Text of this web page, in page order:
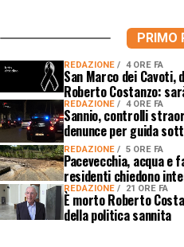
PRIMO
REDAZIONE 4 ORE FA
San Marco dei
Roberto Costanzo:
REDAZIONE 4 ORE FA
Sannio, controlli
denunce per guida
REDAZIONE 5 ORE FA
Pacevecchia, acqua e
residenti chiedono
REDAZIONE 21 ORE FA
È morto Roberto
della politica sannita